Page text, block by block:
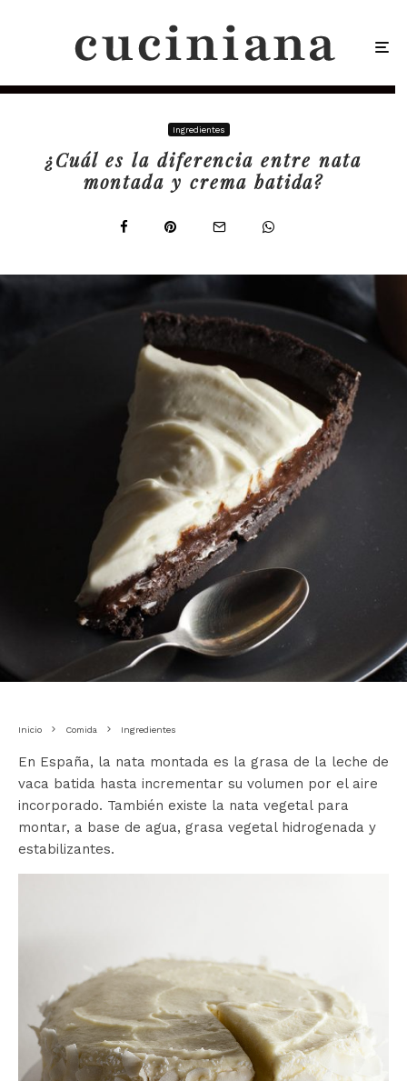
Ingredientes
¿Cuál es la diferencia entre nata
montada y crema batida?
Inicio Comida Ingredientes
En España, la nata montada es la grasa de la leche de
vaca batida hasta incrementar su volumen por el aire
incorporado. También existe la nata vegetal para
montar, a base de agua, grasa vegetal hidrogenada y
estabilizantes.